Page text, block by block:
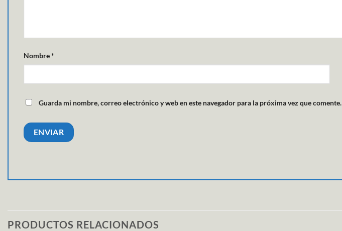
Nombre*
Guarda mi nombre, correo electrónico y web en este navegador para la próxima vez que comente.
PRODUCTOS RELACIONADOS